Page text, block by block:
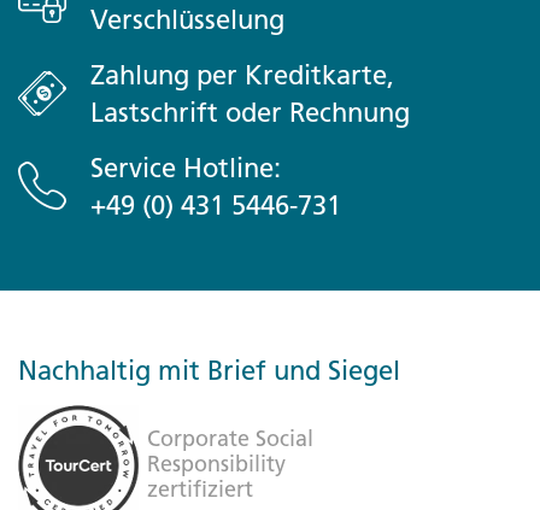
Verschlüsselung
Zahlung per Kreditkarte,
Lastschrift oder Rechnung
Service Hotline:
+49 (0) 431 5446-731
Nachhaltig mit Brief und Siegel